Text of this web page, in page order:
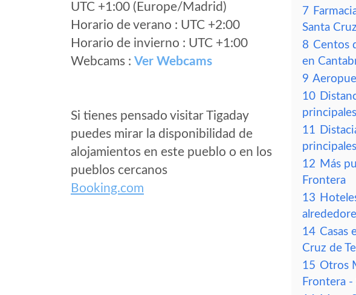
UTC +1:00 (Europe/Madrid)
Horario de verano : UTC +2:00
Horario de invierno : UTC +1:00
Webcams : Ver Webcams
Si tienes pensado visitar Tigaday
puedes mirar la disponibilidad de
alojamientos en este pueblo o en los
pueblos cercanos
Booking.com
7
Santa
8 Centos
en
9
10
11
12 Más
Frontera
13
14 Casas
Cruz de
15 Otros
Frontera -